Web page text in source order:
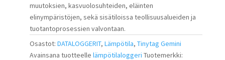
muutoksien, kasvuolosuhteiden, eläinten
elinympäristöjen, sekä sisätiloissa teollisuusalueiden ja
tuotantoprosessien valvontaan.
Osastot: DATALOGGERIT, Lämpötila, Tinytag Gemini
Avainsana tuotteelle lämpötilaloggeri Tuotemerkki: